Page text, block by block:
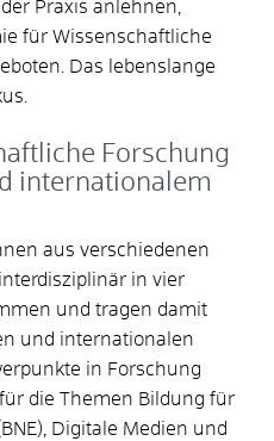
Praxis anlehnen,
für Wissenschaftliche
Das lebenslange
Forschung
internationalem
aus verschiedenen
in vier
und tragen damit
und internationalen
in Forschung
die Themen Bildung für
Digitale Medien und